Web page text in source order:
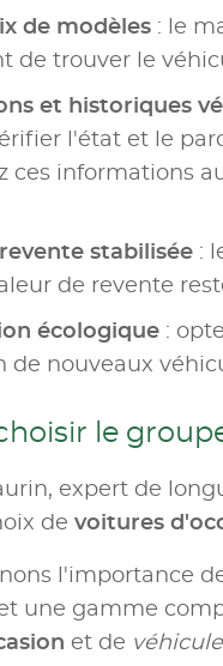
de modèles : le
de trouver le
et historiques
l'état et le
ces informations
stabilisée :
de revente
écologique :
de nouveaux
le
expert de
de voitures
l'importance
une gamme
et de